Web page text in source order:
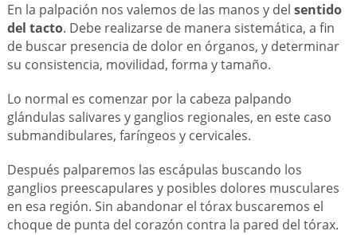
En la palpación nos valemos de las manos y del sentido
del tacto. Debe realizarse de manera sistemática, a fin
de buscar presencia de dolor en órganos, y determinar
su consistencia, movilidad, forma y tamaño.
Lo normal es comenzar por la cabeza palpando
glándulas salivares y ganglios regionales, en este caso
submandibulares, faríngeos y cervicales.
Después palparemos las escápulas buscando los
ganglios preescapulares y posibles dolores musculares
en esa región. Sin abandonar el tórax buscaremos el
choque de punta del corazón contra la pared del tórax.